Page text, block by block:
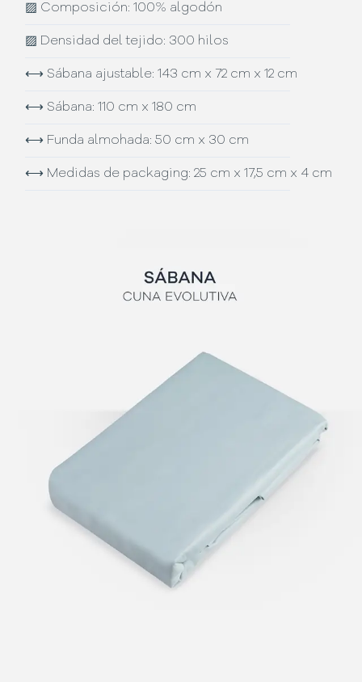
▨ Composición: 100% algodón
▨ Densidad del tejido: 300 hilos
⟷ Sábana ajustable: 143 cm x 72 cm x 12 cm
⟷ Sábana: 110 cm x 180 cm
⟷ Funda almohada: 50 cm x 30 cm
⟷ Medidas de packaging: 25 cm x 17,5 cm x 4 cm